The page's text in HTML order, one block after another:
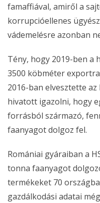
famaffiával, amiről a
korrupcióellenes
vádemelésre azonban
Tény, hogy 2019-ben a
3500 köbméter
2016-ban elvesztette az
hivatott igazolni, hogy
forrásból származó,
faanyagot dolgoz fel.
Romániai gyáraiban a
tonna faanyagot
termékeket 70
gazdálkodási adatai